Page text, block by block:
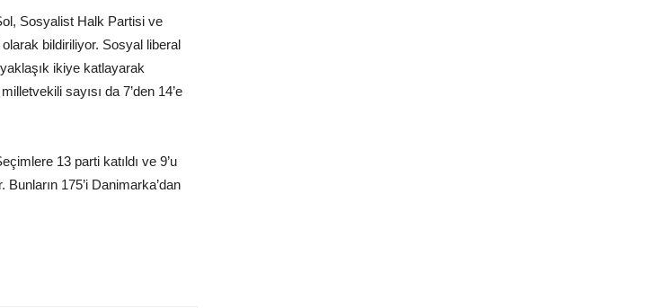
Sosyalist Halk Partisi ve
bildiriliyor. Sosyal liberal
ikiye katlayarak
sayısı da 7’den 14’e
13 parti katıldı ve 9’u
175’i Danimarka’dan